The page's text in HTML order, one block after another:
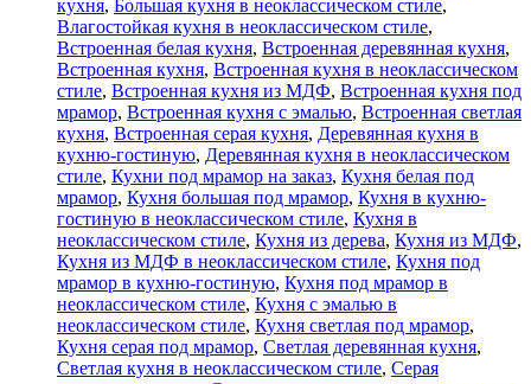
кухня, Большая кухня в неоклассическом стиле,
Влагостойкая кухня в неоклассическом стиле,
Встроенная белая кухня, Встроенная деревянная кухня,
Встроенная кухня, Встроенная кухня в неоклассическом
стиле, Встроенная кухня из МДФ, Встроенная кухня под
мрамор, Встроенная кухня с эмалью, Встроенная светлая
кухня, Встроенная серая кухня, Деревянная кухня в
кухню-гостиную, Деревянная кухня в неоклассическом
стиле, Кухни под мрамор на заказ, Кухня белая под
мрамор, Кухня большая под мрамор, Кухня в кухню-
гостиную в неоклассическом стиле, Кухня в
неоклассическом стиле, Кухня из дерева, Кухня из МДФ,
Кухня из МДФ в неоклассическом стиле, Кухня под
мрамор в кухню-гостиную, Кухня под мрамор в
неоклассическом стиле, Кухня с эмалью в
неоклассическом стиле, Кухня светлая под мрамор,
Кухня серая под мрамор, Светлая деревянная кухня,
Светлая кухня в неоклассическом стиле, Серая